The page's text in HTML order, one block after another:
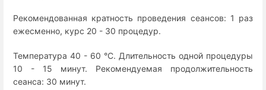
Рекомендованная кратность проведения сеансов: 1 раз
ежесменно, курс 20 - 30 процедур.
Температура 40 - 60 °C. Длительность одной процедуры
10 - 15 минут. Рекомендуемая продолжительность
сеанса: 30 минут.